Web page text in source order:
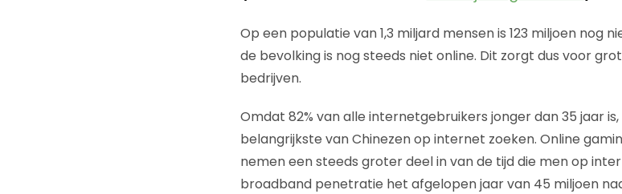
Op een populatie van 1,3 miljard mensen is 123 miljoen nog
de bevolking is nog steeds niet online. Dit zorgt dus voor
bedrijven.
Omdat 82% van alle internetgebruikers jonger dan 35 jaar
belangrijkste van Chinezen op internet zoeken. Online
nemen een steeds groter deel in van de tijd die men op
broadband penetratie het afgelopen jaar van 45 miljoen